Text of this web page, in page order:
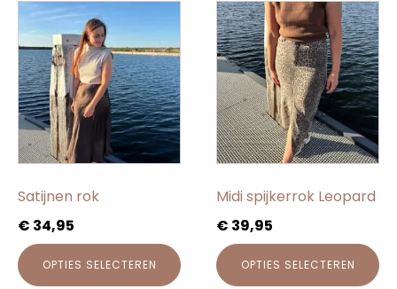
Satijnen rok
€ 34,95
OPTIES SELECTEREN
Dit
product
heeft
meerdere
variaties.
Deze
optie
kan
gekozen
worden
op
de
productpagina
Midi spijkerrok Leopard
€ 39,95
OPTIES SELECTEREN
Dit
product
heeft
meerdere
variaties.
Deze
optie
kan
gekozen
worden
op
de
productpagina